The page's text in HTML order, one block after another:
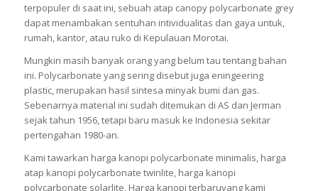
terpopuler di saat ini, sebuah atap canopy polycarbonate grey
dapat menambakan sentuhan intividualitas dan gaya untuk,
rumah, kantor, atau ruko di Kepulauan Morotai.
Mungkin masih banyak orang yang belum tau tentang bahan
ini. Polycarbonate yang sering disebut juga eningeering
plastic, merupakan hasil sintesa minyak bumi dan gas.
Sebenarnya material ini sudah ditemukan di AS dan Jerman
sejak tahun 1956, tetapi baru masuk ke Indonesia sekitar
pertengahan 1980-an.
Kami tawarkan harga kanopi polycarbonate minimalis, harga
atap kanopi polycarbonate twinlite, harga kanopi
polycarbonate solarlite, Harga kanopi terbaruyang kami